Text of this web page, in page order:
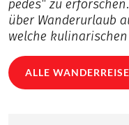
pedes“ zu
über Wanderurlaub
welche
ALLE